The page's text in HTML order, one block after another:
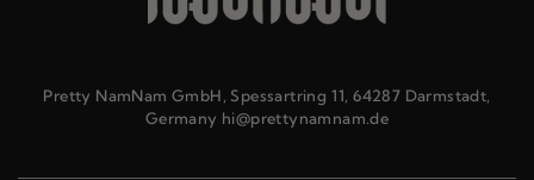
Pretty NamNam GmbH, Spessartring 11, 64287 Darmstadt,
Germany hi@prettynamnam.de